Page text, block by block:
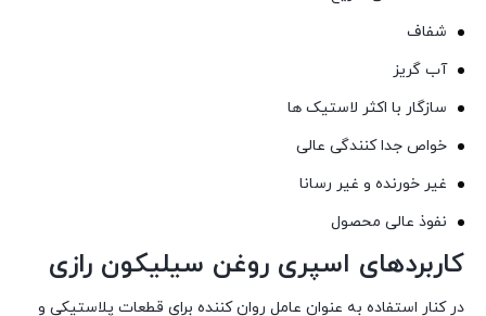
شفاف
آب گریز
سازگار با اکثر لاستیک ها
خواص جدا کنندگی عالی
غیر خورنده و غیر رسانا
نفوذ عالی محصول
کاربردهای اسپری روغن سیلیکون رازی
در کنار استفاده به عنوان عامل روان کننده برای قطعات پلاستیکی و